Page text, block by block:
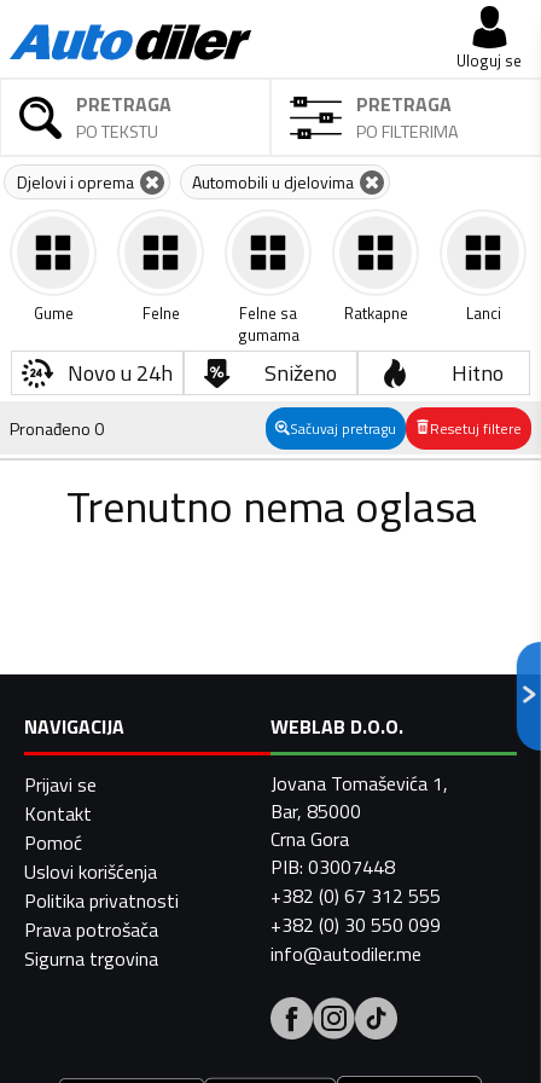
Uloguj se
PRETRAGA
PO TEKSTU
PRETRAGA
PO FILTERIMA
Djelovi i oprema Automobili u djelovima
Gume Felne
Felne sa
gumama
Ratkapne Lanci
Novo u 24h Sniženo Hitno
Pronađeno0 Sačuvaj pretragu Resetuj filtere
Trenutno nema oglasa
NAVIGACIJA
Prijavi se
Kontakt
Pomoć
Uslovi korišćenja
Politika privatnosti
Prava potrošača
Sigurna trgovina
WEBLAB D.O.O.
Jovana Tomaševića 1,
Bar, 85000
Crna Gora
PIB: 03007448
+382 (0) 67 312 555
+382 (0) 30 550 099
info@autodiler.me